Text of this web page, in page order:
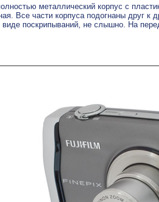
металлический корпус с
Все части корпуса подогнаны друг
виде поскрипываний, не слышно. На